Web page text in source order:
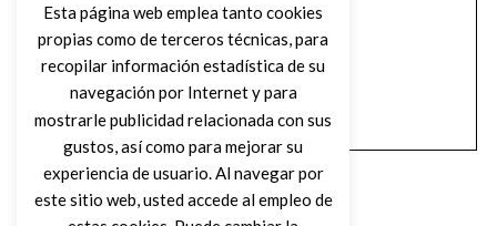
Esta página web emplea tanto cookies
propias como de terceros técnicas, para
recopilar información estadística de su
navegación por Internet y para
mostrarle publicidad relacionada con sus
gustos, así como para mejorar su
experiencia de usuario. Al navegar por
este sitio web, usted accede al empleo de